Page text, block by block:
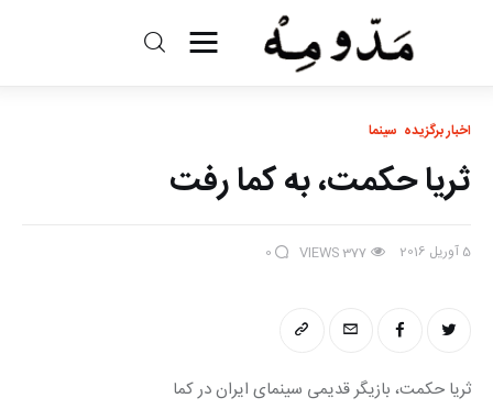
مد و مه
ادبیات
کتاب
اخبار برگزیده سینما
ثریا حکمت، به کما رفت
5 آوریل 2016 377
VIEWS
0
ثریا حکمت، بازیگر قدیمی سینمای ایران در کما